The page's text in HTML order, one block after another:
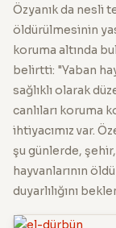
Özyanık da nesli
öldürülmesinin
koruma altında
belirtti: "Yaban
sağlıklı olarak
canlıları koruma
ihtiyacımız var.
şu günlerde,
hayvanlarının
duyarlılığını